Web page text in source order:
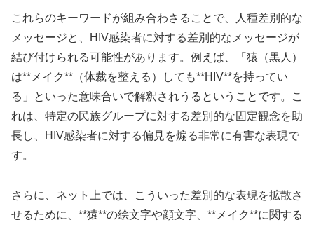
これらのキーワードが組み合わさることで、人種差別的な
メッセージと、HIV感染者に対する差別的なメッセージが
結び付けられる可能性があります。例えば、「猿（黒人）
は**メイク**（体裁を整える）しても**HIV**を持ってい
る」といった意味合いで解釈されうるということです。こ
れは、特定の民族グループに対する差別的な固定観念を助
長し、HIV感染者に対する偏見を煽る非常に有害な表現で
す。
さらに、ネット上では、こういった差別的な表現を拡散さ
せるために、**猿**の絵文字や顔文字、**メイク**に関する